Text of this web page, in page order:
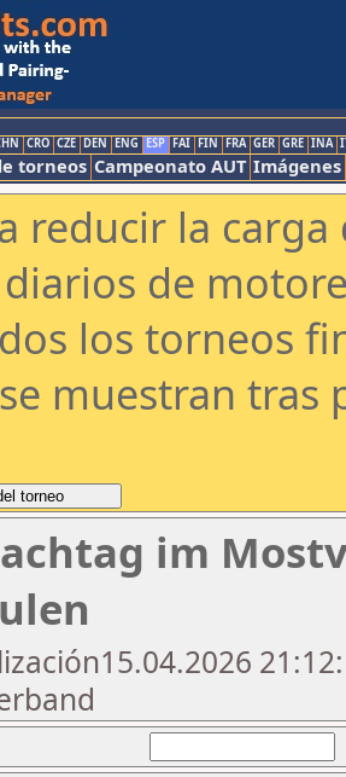
CRO CZE DEN ENG ESP FAI FIN FRA GER GRE INA
torneos Campeonato AUT Imágenes
reducir la
diarios de
los torneos
muestran tras
im